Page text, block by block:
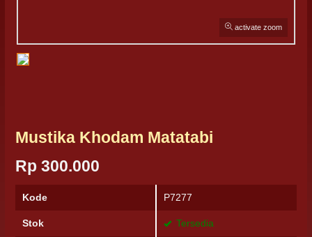
activate zoom
Mustika Khodam Matatabi
Rp 300.000
Kode P7277
Stok Tersedia